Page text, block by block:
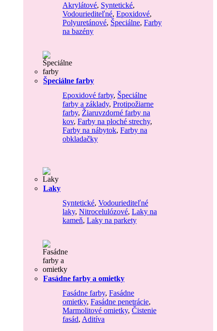
Akrylátové, Syntetické,
Vodouriediteľné, Epoxidové,
Polyuretánové, Špeciálne, Farby
na bazény
Špeciálne farby
Epoxidové farby, Špeciálne
farby a základy, Protipožiarne
farby, Žiaruvzdorné farby na
kov, Farby na ploché strechy,
Farby na nábytok, Farby na
obkladačky
Laky
Syntetické, Vodouriediteľné
laky, Nitrocelulózové, Laky na
kameň, Laky na parkety
Fasádne farby a omietky
Fasádne farby, Fasádne
omietky, Fasádne penetrácie,
Marmolitové omietky, Čistenie
fasád, Aditíva